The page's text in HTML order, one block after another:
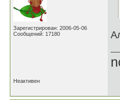
Зарегистрирован: 2006-05-06
Сообщений: 17180
Неактивен